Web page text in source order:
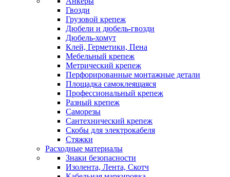
Гвозди
Грузовой крепеж
Дюбели и дюбель-гвозди
Дюбель-хомут
Клей, Герметики, Пена
Мебельный крепеж
Метрический крепеж
Перфорированные монтажные детали
Площадка самоклеящаяся
Профессиональный крепеж
Разный крепеж
Саморезы
Сантехнический крепеж
Скобы для электрокабеля
Стяжки
Расходные материалы
Знаки безопасности
Изолента, Лента, Скотч